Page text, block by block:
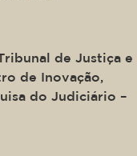
de Justiça e
de Inovação,
do Judiciário –